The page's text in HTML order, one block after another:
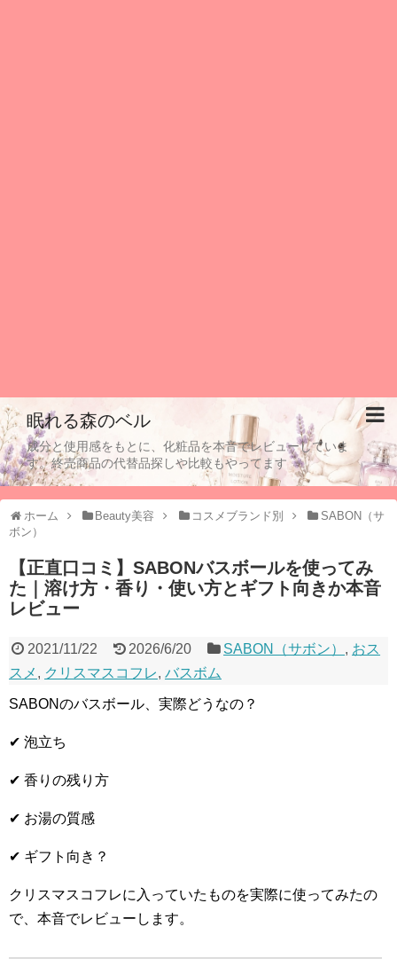
眠れる森のベル
成分と使用感をもとに、化粧品を本音でレビューしていま
す。終売商品の代替品探しや比較もやってます
ホーム Beauty美容 コスメブランド別
SABON（サ
ボン）
【正直口コミ】SABONバスボールを使ってみ
た｜溶け方・香り・使い方とギフト向きか本音
レビュー
2021/11/22 2026/6/20 SABON（サボン） , おス
スメ , クリスマスコフレ, バスボム
SABONのバスボール、実際どうなの？
✔ 泡立ち
✔ 香りの残り方
✔ お湯の質感
✔ ギフト向き？
クリスマスコフレに入っていたものを実際に使ってみたの
で、 本音でレビューします。